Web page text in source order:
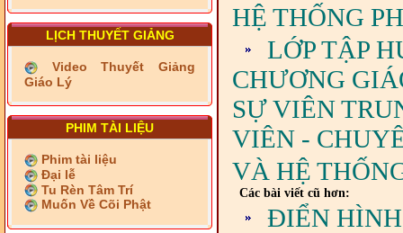
LỊCH THUYẾT GIẢNG
Video Thuyết Giảng
Giáo Lý
PHIM TÀI LIỆU
Phim tài liệu
Đại lễ
Tu Rèn Tâm Trí
Muốn Về Cõi Phật
HỆ THỐNG
LỚP TẬP
CHƯƠNG
SỰ VIÊN
VIÊN -
VÀ HỆ
Các bài viết cũ hơn:
ĐIỂN